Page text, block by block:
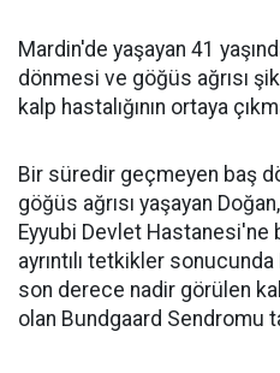
Mardin'de yaşayan 41
dönmesi ve göğüs ağrısı
kalp hastalığının ortaya
Bir süredir geçmeyen baş
göğüs ağrısı yaşayan
Eyyubi Devlet Hastanesi'ne
ayrıntılı tetkikler
son derece nadir görülen
olan Bundgaard Sendromu